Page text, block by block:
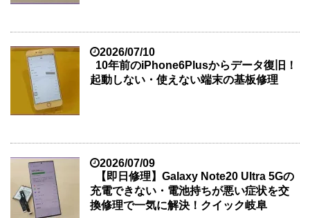
2026/07/10
10年前のiPhone6Plusからデータ復旧！
起動しない・使えない端末の基板修理
2026/07/09
【即日修理】Galaxy Note20 Ultra 5Gの
充電できない・電池持ちが悪い症状を交
換修理で一気に解決！クイック岐阜